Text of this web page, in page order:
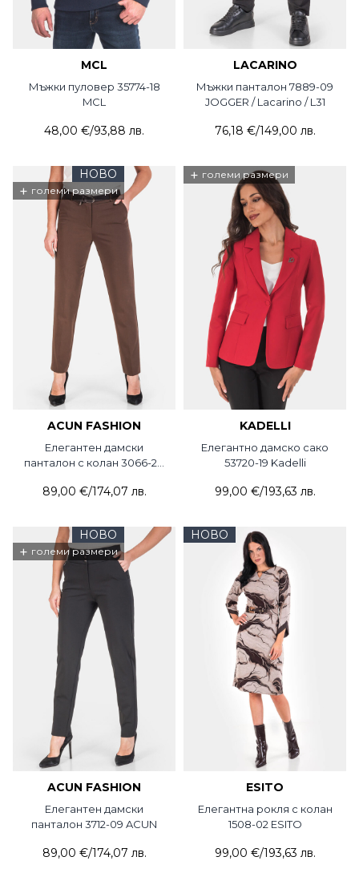
MCL
Мъжки пуловер 35774-18
MCL
48,00 €/93,88 лв.
LACARINO
Мъжки панталон 7889-09
JOGGER / Lacarino / L31
76,18 €/149,00 лв.
НОВО
+ големи размери
ACUN FASHION
Елегантен дамски
панталон с колан 3066-28
89,00 €/174,07 лв.
+ големи размери
KADELLI
Елегантно дамско сако
53720-19 Kadelli
99,00 €/193,63 лв.
НОВО
+ големи размери
ACUN FASHION
Елегантен дамски
панталон 3712-09 ACUN
89,00 €/174,07 лв.
НОВО
ESITO
Елегантна рокля с колан
1508-02 ESITO
99,00 €/193,63 лв.